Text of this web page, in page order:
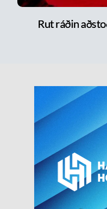
Rut ráðin